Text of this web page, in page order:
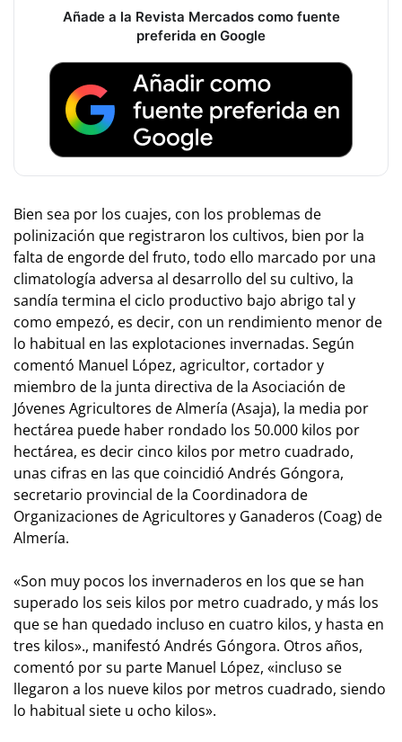
Añade a la Revista Mercados como fuente
preferida en Google
Bien sea por los cuajes, con los problemas de
polinización que registraron los cultivos, bien por la
falta de engorde del fruto, todo ello marcado por una
climatología adversa al desarrollo del su cultivo, la
sandía termina el ciclo productivo bajo abrigo tal y
como empezó, es decir, con un rendimiento menor de
lo habitual en las explotaciones invernadas. Según
comentó Manuel López, agricultor, cortador y
miembro de la junta directiva de la Asociación de
Jóvenes Agricultores de Almería (Asaja), la media por
hectárea puede haber rondado los 50.000 kilos por
hectárea, es decir cinco kilos por metro cuadrado,
unas cifras en las que coincidió Andrés Góngora,
secretario provincial de la Coordinadora de
Organizaciones de Agricultores y Ganaderos (Coag) de
Almería.
«Son muy pocos los invernaderos en los que se han
superado los seis kilos por metro cuadrado, y más los
que se han quedado incluso en cuatro kilos, y hasta en
tres kilos»., manifestó Andrés Góngora. Otros años,
comentó por su parte Manuel López, «incluso se
llegaron a los nueve kilos por metros cuadrado, siendo
lo habitual siete u ocho kilos».